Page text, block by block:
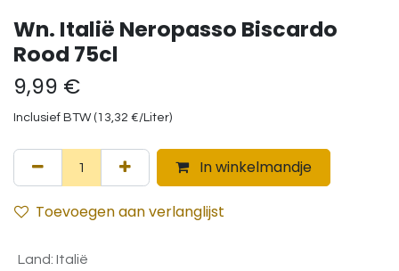
Wn. Italië Neropasso Biscardo
Rood 75cl
9,99 €
Inclusief BTW ( 13,32 €/Liter)
In winkelmandje
Toevoegen aan verlanglijst
Land: Italië